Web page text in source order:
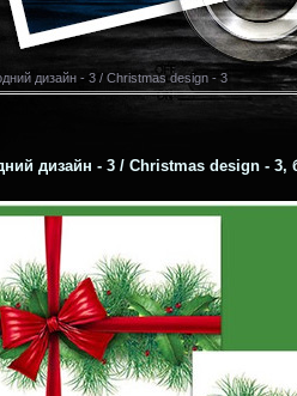
дизайн - 3 / Christmas design - 3
дизайн - 3 / Christmas design - 3,